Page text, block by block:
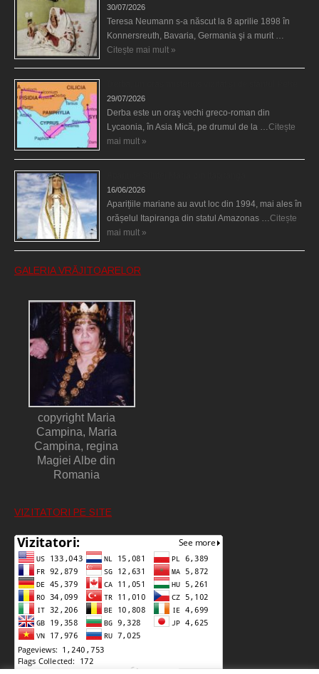
30/07/2026
Teresa Neumann s-a născut la 8 aprilie 1898 în
Konnersreuth, Bavaria, Germania şi a murit …
Citește mai mult »
29/07/2026
Derba este un oraş vechi greco-roman din
Lycaonia, în Asia Mică, pe drumul de la … Citește
mai mult »
16/06/2026
Aparițiile mariane au avut loc din 1994, mai ales în
orășelul Itapiranga din statul Amazonas … Citește
mai mult »
GALERIA VRĂJITOARELOR
copyright Maria
Campina, Maria
Campina, regina
Magiei Albe din
Romania
VIZITATORI PE SITE